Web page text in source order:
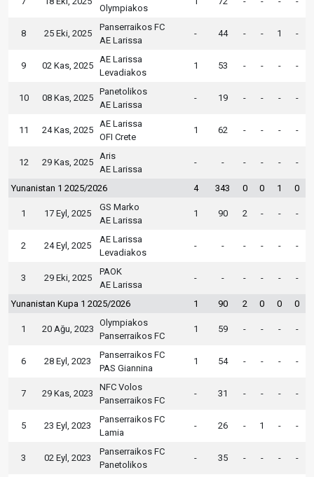
Olympiakos
8 25 Eki, 2025
Panserraikos FC
AE Larissa
- 44 - - 1 -
9 02 Kas, 2025
AE Larissa
Levadiakos
1 53 - - - -
10 08 Kas, 2025
Panetolikos
AE Larissa
- 19 - - - -
11 24 Kas, 2025
AE Larissa
OFI Crete
1 62 - - - -
12 29 Kas, 2025
Aris
AE Larissa
- - - - - -
Yunanistan 1 2025/2026 4 343 0 0 1 0
1 17 Eyl, 2025
GS Marko
AE Larissa
1 90 2 - - -
2 24 Eyl, 2025
AE Larissa
Levadiakos
- - - - - -
3 29 Eki, 2025
PAOK
AE Larissa
- - - - - -
Yunanistan Kupa 1 2025/2026 1 90 2 0 0 0
1 20 Ağu, 2023
Olympiakos
Panserraikos FC
1 59 - - - -
6 28 Eyl, 2023
Panserraikos FC
PAS Giannina
1 54 - - - -
7 29 Kas, 2023
NFC Volos
Panserraikos FC
- 31 - - - -
5 23 Eyl, 2023
Panserraikos FC
Lamia
- 26 - 1 - -
3 02 Eyl, 2023
Panserraikos FC
Panetolikos
- 35 - - - -